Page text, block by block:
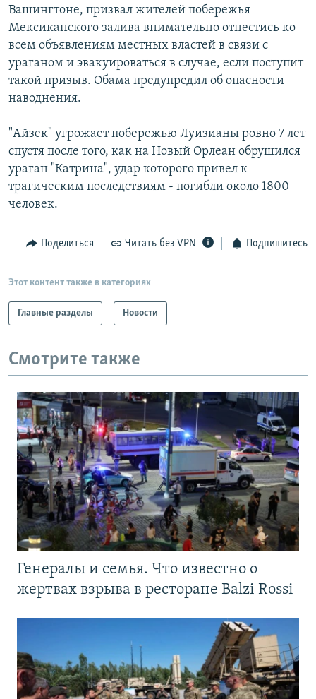
Все сайты РСЕ/РС
Вашингтоне, призвал жителей побережья
Мексиканского залива внимательно отнестись ко
всем объявлениям местных властей в связи с
ураганом и эвакуироваться в случае, если поступит
такой призыв. Обама предупредил об опасности
наводнения.
"Айзек" угрожает побережью Луизианы ровно 7 лет
спустя после того, как на Новый Орлеан обрушился
ураган "Катрина", удар которого привел к
трагическим последствиям - погибли около 1800
человек.
Поделиться Читать без VPN Подпишитесь
Этот контент также в категориях
Главные разделы Новости
Смотрите также
Генералы и семья. Что известно о
жертвах взрыва в ресторане Balzi Rossi